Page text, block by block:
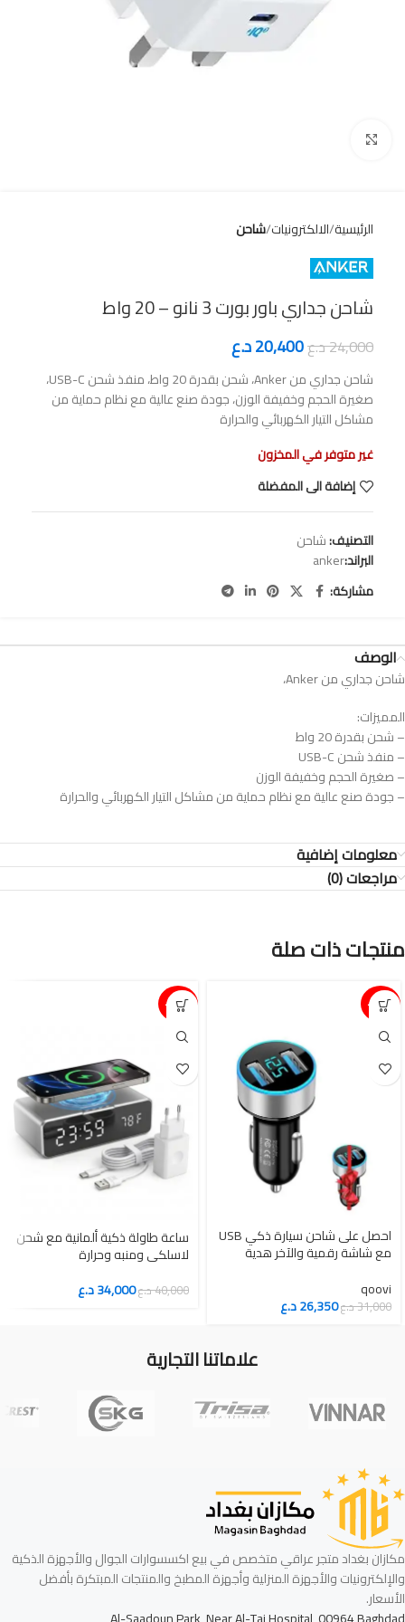
الرئيسية الالكترونيات شاحن
شاحن جداري باور بورت 3 نانو – 20 واط
24,000د.ع20,400د.ع
شاحن جداري من Anker، شحن بقدرة 20 واط، منفذ شحن USB-C،
صغيرة الحجم وخفيفة الوزن، جودة صنع عالية مع نظام حماية من
مشاكل التيار الكهربائي والحرارة
غير متوفر في المخزون
إضافة الى المفضلة
التصنيف:شاحن
البراند:anker
مشاركة:
الوصف
شاحن جداري من Anker،
المميزات:
– شحن بقدرة 20 واط
– منفذ شحن USB-C
– صغيرة الحجم وخفيفة الوزن
– جودة صنع عالية مع نظام حماية من مشاكل التيار الكهربائي والحرارة
معلومات إضافية
مراجعات (0)
منتجات ذات صلة
15%-
احصل على شاحن سيارة ذكي USB
مع شاشة رقمية والآخر هدية
qoovi
31,000د.ع26,350د.ع
15%-
ساعة طاولة ذكية ألمانية مع شحن
لاسلكي ومنبه وحرارة
40,000د.ع34,000د.ع
علاماتنا التجارية
مكازان بغداد متجر عراقي متخصص في بيع اكسسوارات الجوال والأجهزة الذكية
والإلكترونيات والأجهزة المنزلية وأجهزة المطبخ والمنتجات المبتكرة بأفضل
الأسعار.